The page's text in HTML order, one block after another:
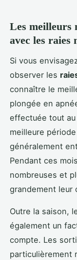
Les meilleurs
avec les raies
Si vous
observer les
connaître le
plongée en
effectuée tout au
meilleure
généralement
Pendant ces
nombreuses et
grandement leur
Outre la saison,
également un
compte. Les
particulièrement